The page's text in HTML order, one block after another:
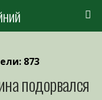
873
подорвался